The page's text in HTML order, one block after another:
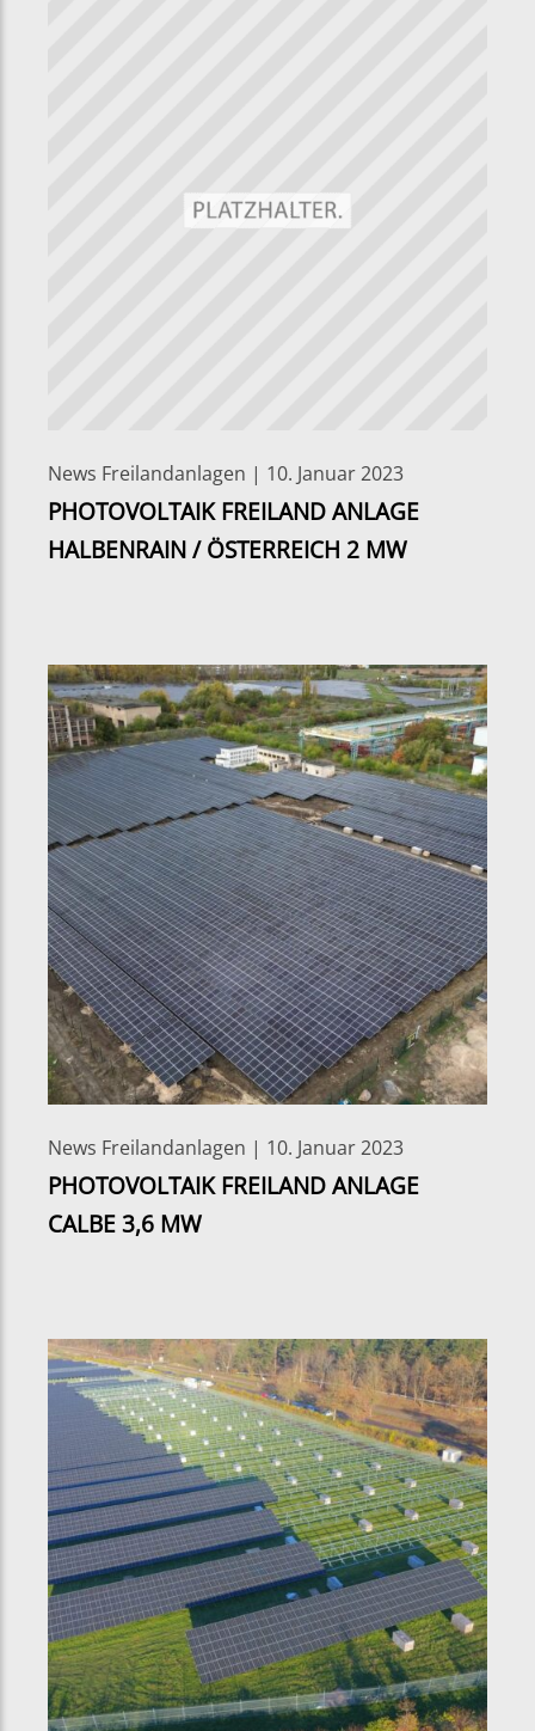
News Freilandanlagen | 10. Januar 2023
PHOTOVOLTAIK FREILAND ANLAGE
HALBENRAIN / ÖSTERREICH 2 MW
News Freilandanlagen | 10. Januar 2023
PHOTOVOLTAIK FREILAND ANLAGE
CALBE 3,6 MW